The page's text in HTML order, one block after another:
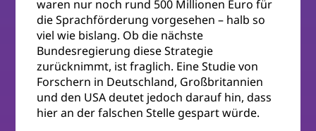
waren nur noch rund 500 Millionen Euro für
die Sprachförderung vorgesehen – halb so
viel wie bislang. Ob die nächste
Bundesregierung diese Strategie
zurücknimmt, ist fraglich. Eine Studie von
Forschern in Deutschland, Großbritannien
und den USA deutet jedoch darauf hin, dass
hier an der falschen Stelle gespart würde.